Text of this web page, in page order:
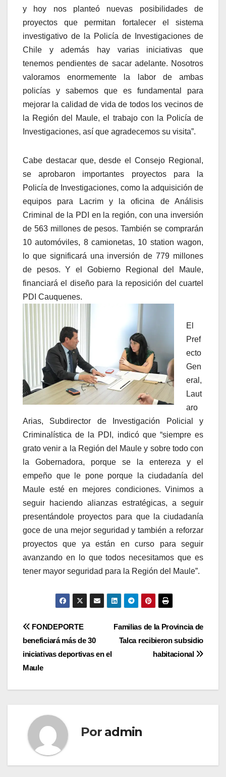
y hoy nos planteó nuevas posibilidades de
proyectos que permitan fortalecer el sistema
investigativo de la Policía de Investigaciones de
Chile y además hay varias iniciativas que
tenemos pendientes de sacar adelante. Nosotros
valoramos enormemente la labor de ambas
policías y sabemos que es fundamental para
mejorar la calidad de vida de todos los vecinos de
la Región del Maule, el trabajo con la Policía de
Investigaciones, así que agradecemos su visita”.
Cabe destacar que, desde el Consejo Regional,
se aprobaron importantes proyectos para la
Policía de Investigaciones, como la adquisición de
equipos para Lacrim y la oficina de Análisis
Criminal de la PDI en la región, con una inversión
de 563 millones de pesos. También se comprarán
10 automóviles, 8 camionetas, 10 station wagon,
lo que significará una inversión de 779 millones
de pesos. Y el Gobierno Regional del Maule,
financiará el diseño para la reposición del cuartel
PDI Cauquenes.
El
Pref
ecto
Gen
eral,
Laut
aro
Arias, Subdirector de Investigación Policial y
Criminalística de la PDI, indicó que “siempre es
grato venir a la Región del Maule y sobre todo con
la Gobernadora, porque se la entereza y el
empeño que le pone porque la ciudadanía del
Maule esté en mejores condiciones. Vinimos a
seguir haciendo alianzas estratégicas, a seguir
presentándole proyectos para que la ciudadanía
goce de una mejor seguridad y también a reforzar
proyectos que ya están en curso para seguir
avanzando en lo que todos necesitamos que es
tener mayor seguridad para la Región del Maule”.
Navegación
de
entradas
Familias de la Provincia de
Talca recibieron subsidio
habitacional
FONDEPORTE
beneficiará más de 30
iniciativas deportivas en el
Maule
Por admin